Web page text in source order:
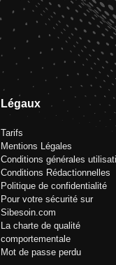
Légaux
Tarifs
Mentions Légales
Conditions générales
Conditions Rédactionnelles
Politique de confidentialité
Pour votre sécurité sur
Sibesoin.com
La charte de qualité
comportementale
Mot de passe perdu